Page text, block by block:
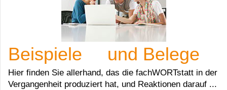
Beispiele und Belege
Hier finden Sie allerhand, das die fachWORTstatt in der
Vergangenheit produziert hat, und Reaktionen darauf ...